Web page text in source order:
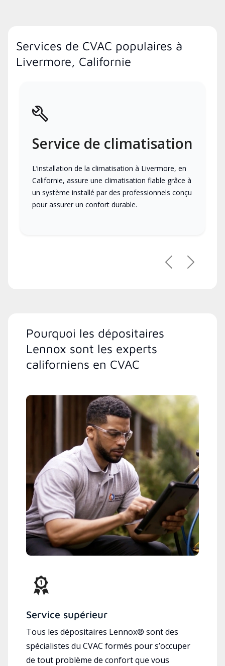
Services de CVAC populaires à
Livermore, Californie
Service de climatisation
L’installation de la climatisation à Livermore, en
Californie, assure une climatisation fiable grâce à
un système installé par des professionnels conçu
pour assurer un confort durable.
PrécédentSuivant
Pourquoi les dépositaires
Lennox sont les experts
californiens en CVAC
Service supérieur
Tous les dépositaires Lennox® sont des
spécialistes du CVAC formés pour s’occuper
de tout problème de confort que vous